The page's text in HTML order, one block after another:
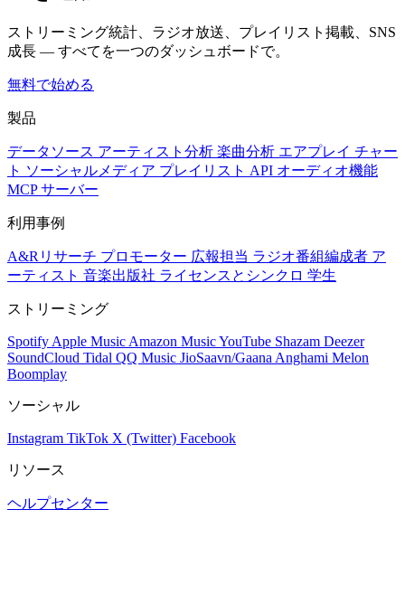
ストリーミング統計、ラジオ放送、プレイリスト掲載、SNS
成長 — すべてを一つのダッシュボードで。
無料で始める
製品
データソース アーティスト分析 楽曲分析 エアプレイ チャー
ト ソーシャルメディア プレイリスト API オーディオ機能
MCP サーバー
利用事例
A&Rリサーチ プロモーター 広報担当 ラジオ番組編成者 ア
ーティスト 音楽出版社 ライセンスとシンクロ 学生
ストリーミング
Spotify Apple Music Amazon MusicYouTube Shazam Deezer
SoundCloud Tidal QQ Music JioSaavn/Gaana Anghami Melon
Boomplay
ソーシャル
Instagram TikTok X (Twitter) Facebook
リソース
ヘルプセンター